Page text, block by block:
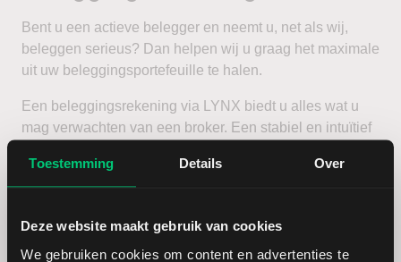
Toestemming Details Over
Deze website maakt gebruik van cookies
We gebruiken cookies om content en advertenties te
Bent u een actieve belegger en neemt u, net als wij,
beleggen serieus? Dan helpen wij u graag het maximale
uit uw beleggingsportefeuille te halen.
Een beleggingsrekening via LYNX biedt u alles wat u
mag verwachten van een broker. Een stabiel en intuïtief
uitgebreid aanbod van beleggingsproducten en
beurzen.
Open een beleggingsrekening